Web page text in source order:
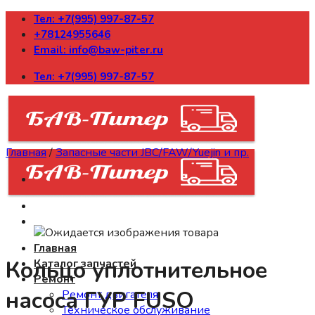
Skip
content
Тел: +7(995) 997-87-57
+78124955646
Email: info@baw-piter.ru
Тел: +7(995) 997-87-57
Главная
Каталог запчастей
Ремонт
Ремонт двигателя
Техническое обслуживание
Главная/Запасные части JBC/FAW/Yuejin и пр.
Кольцо уплотнительное
насоса ГУР FUSO